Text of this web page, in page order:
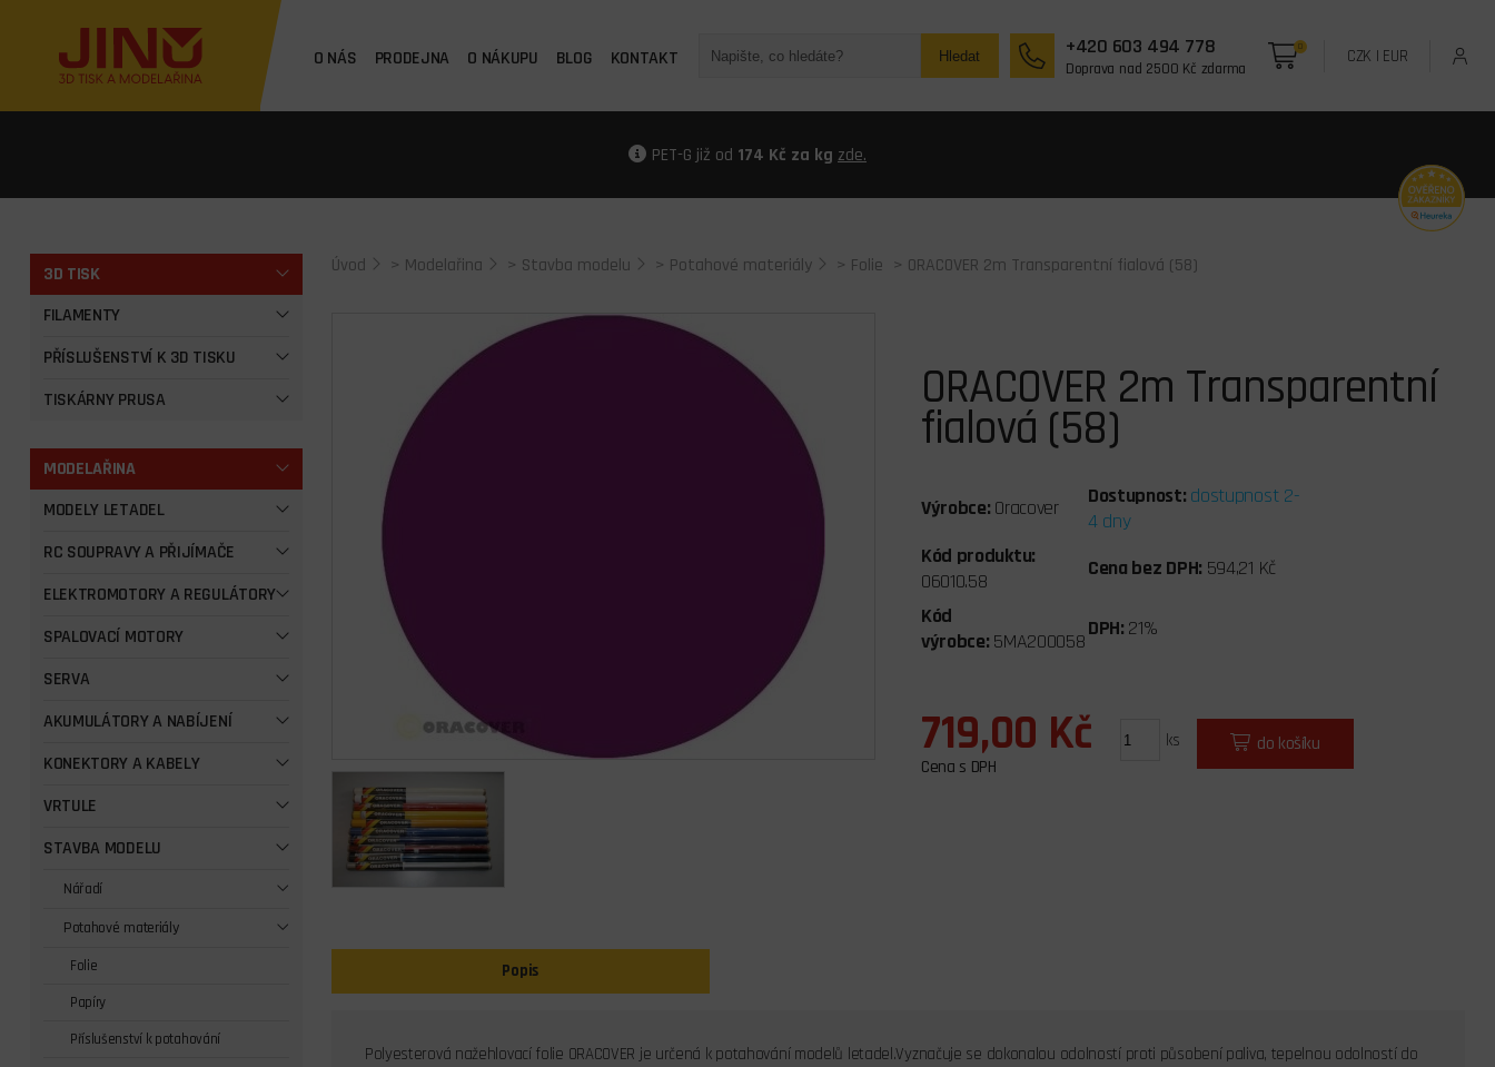
O NÁS PRODEJNA O NÁKUPU BLOG KONTAKT Hledat +420 603 494 778
Doprava nad 2500 Kč zdarma
0 CZK | EUR
PET-G již od 174 Kč za kg zde.
3D TISK
FILAMENTY
PŘÍSLUŠENSTVÍ K 3D TISKU
TISKÁRNY PRUSA
MODELAŘINA
MODELY LETADEL
RC SOUPRAVY A PŘIJÍMAČE
ELEKTROMOTORY A REGULÁTORY
SPALOVACÍ MOTORY
SERVA
AKUMULÁTORY A NABÍJENÍ
KONEKTORY A KABELY
VRTULE
STAVBA MODELU
Nářadí
Potahové materiály
Folie
Papíry
Příslušenství k potahování
Úvod > Modelařina > Stavba modelu > Potahové materiály > Folie > ORACOVER 2m Transparentní fialová (58)
ORACOVER 2m Transparentní
fialová (58)
Výrobce: Oracover Dostupnost: dostupnost 2-
4 dny
Kód produktu:
06010.58
Cena bez DPH: 594,21 Kč
Kód
výrobce: 5MA200058
DPH: 21%
719,00 Kč
Cena s DPH
ks do košíku
Popis
Polyesterová nažehlovací folie ORACOVER je určená k potahování modelů letadel.Vyznačuje se dokonalou odolností proti působení paliva, tepelnou odolností do